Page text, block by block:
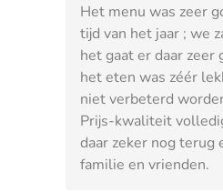
Het menu was zeer
tijd van het jaar ; we
het gaat er daar zeer
het eten was zéér
niet verbeterd
Prijs-kwaliteit
daar zeker nog terug
familie en vrienden.